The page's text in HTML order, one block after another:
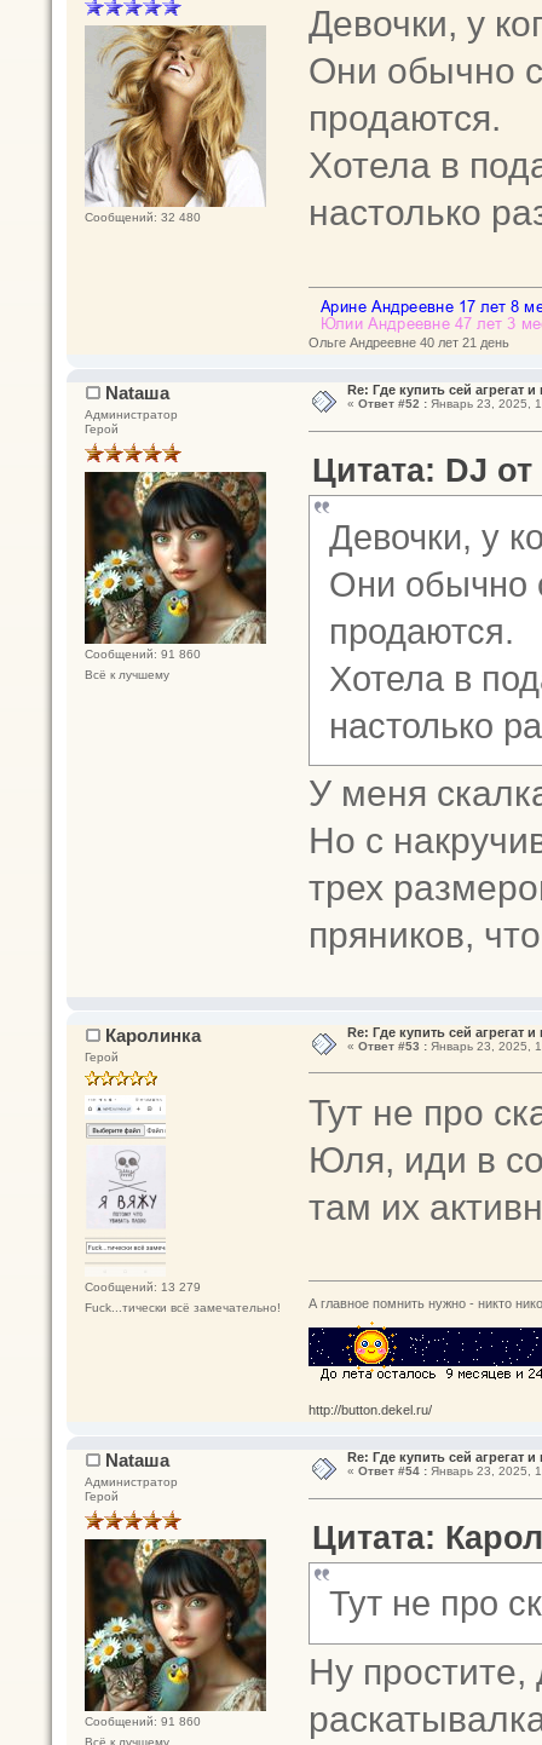
Сообщений: 32 480
Девочки, у
Они обычно
продаются.
Хотела в
настолько
Ольге Андреевне 40 лет 21 день
Nataшa
Администратор
Герой
Сообщений: 91 860
Всё к лучшему
Re: Где купить сей агрегат
« Ответ #52 :Январь 23, 2025,
Цитата: DJ
Девочки, у
Они обычно
продаются.
Хотела в
настолько
У меня
Но с
трех
пряников,
Каролинка
Герой
Сообщений: 13 279
Fuck...тически всё замечательно!
Re: Где купить сей агрегат
« Ответ #53 :Январь 23, 2025,
Тут не про
Юля, иди в
там их
А главное помнить нужно - никто
http://button.dekel.ru/
Nataшa
Администратор
Герой
Сообщений: 91 860
Всё к лучшему
Re: Где купить сей агрегат
« Ответ #54 :Январь 23, 2025,
Цитата:
Тут не про
Ну